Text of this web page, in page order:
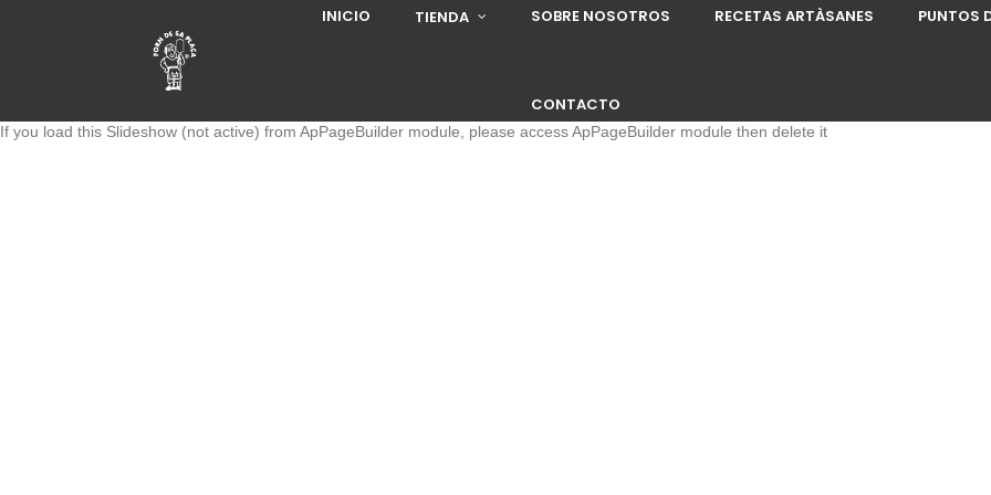
INICIO TIENDA SOBRE NOSOTROS RECETAS ARTÀSANES PUNTOS
CONTACTO
If you load this Slideshow (not active) from ApPageBuilder module, please access ApPageBuilder module then delete it